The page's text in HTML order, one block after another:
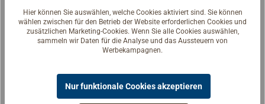
Rot,
Leuchtstärke
15000 cd,
Brenndauer 60
Steuerrad-
Zulassung
szeit drei Jahre.
Abgabe nur an
Personen über
18 Jahre.Weiße
Kollisionswarnun
g sowie zum
13,90 € *
Hier können Sie auswählen, welche Cookies aktiviert sind. Sie können
wählen zwischen für den Betrieb der Website erforderlichen Cookies und
zusätzlichen Marketing-Cookies. Wenn Sie alle Cookies auswählen,
sammeln wir Daten für die Analyse und das Aussteuern von
Werbekampagnen.
Nur funktionale Cookies akzeptieren